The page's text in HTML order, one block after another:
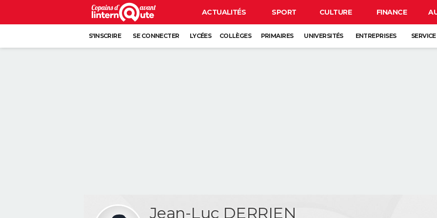
ACTUALITÉS SPORT CULTURE FINANCE
S'INSCRIRE SE CONNECTER LYCÉES COLLÈGES PRIMAIRES UNIVERSITÉS ENTREPRISES
Jean-Luc DERRIEN